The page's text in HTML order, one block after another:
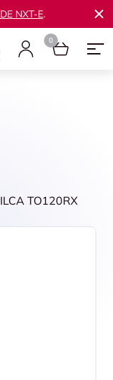
NXT-E.
TO120RX